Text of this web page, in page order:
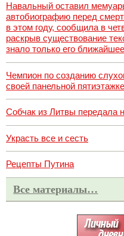
Навальный оставил
автобиографию перед
в этом году, сообщила в
раскрыв существование
знало только его
Чемпион по созданию
своей панельной
Собчак из Литвы передала
Украсть все и сесть
Рецепты Путина
Все материалы…